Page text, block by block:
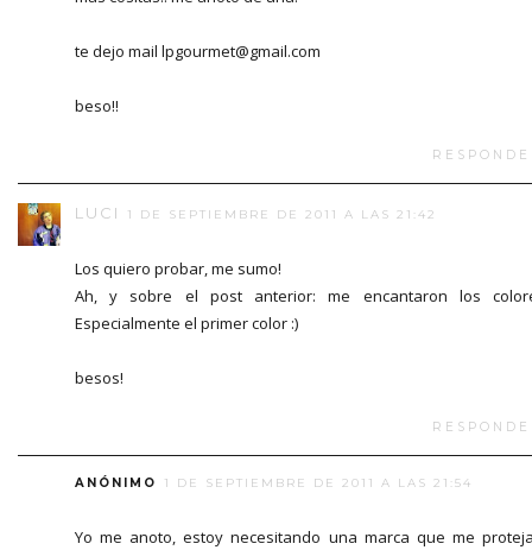
te dejo mail lpgourmet@gmail.com
beso!!
LUCI 1 DE SEPTIEMBRE DE 2011 A LAS 21:42
Los quiero probar, me sumo!
Ah, y sobre el post anterior: me encantaron los
Especialmente el primer color :)
besos!
ANÓNIMO 1 DE SEPTIEMBRE DE 2011 A LAS 21:54
Yo me anoto, estoy necesitando una marca que me